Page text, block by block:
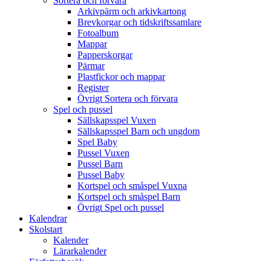
Arkivpärm och arkivkartong
Brevkorgar och tidskriftssamlare
Fotoalbum
Mappar
Papperskorgar
Pärmar
Plastfickor och mappar
Register
Övrigt Sortera och förvara
Spel och pussel
Sällskapsspel Vuxen
Sällskapsspel Barn och ungdom
Spel Baby
Pussel Vuxen
Pussel Barn
Pussel Baby
Kortspel och småspel Vuxna
Kortspel och småspel Barn
Övrigt Spel och pussel
Kalendrar
Skolstart
Kalender
Lärarkalender